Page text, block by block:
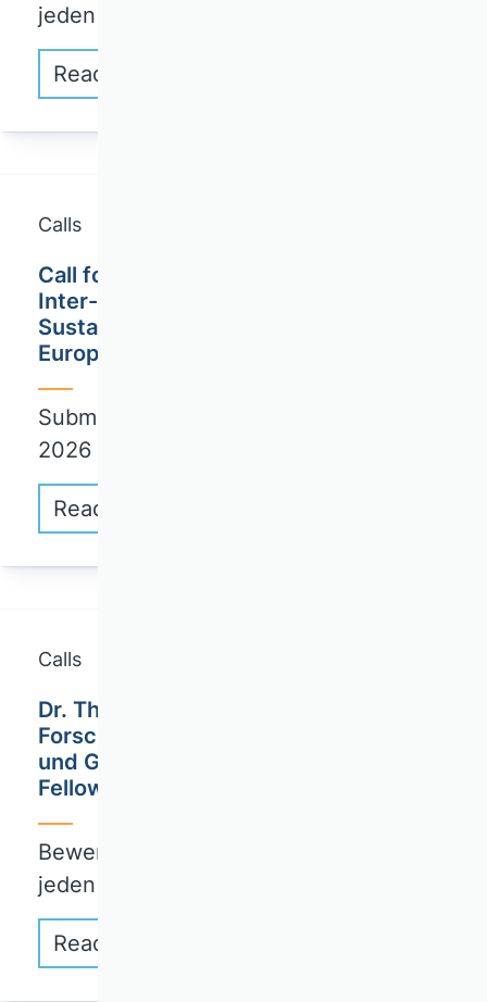
jeden Jahres
Read more
Calls
Call for Special Issue: Governance of
Inter-organizational Networks for
Sustainability in the Digital Era /
European Management Review (EMR)
Submission deadline: September 30,
2026
Read more
Calls
Dr. Theo und Friedl Schöller
Forschungszentrum für Wirtschaft
und Gesellschaft: Ausschreibung von
Fellowships
Bewerbungsfrist: 31. Dezember eines
jeden Jahres
Read more